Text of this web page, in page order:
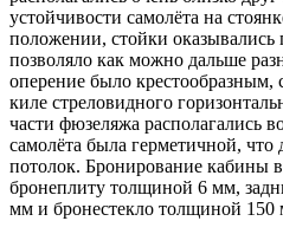
устойчивости самолёта на
положении, стойки оказывались
позволяло как можно дальше
оперение было
киле стреловидного
части фюзеляжа располагались
самолёта была герметичной, что
потолок. Бронирование кабины
бронеплиту толщиной 6 мм,
мм и бронестекло толщиной 150